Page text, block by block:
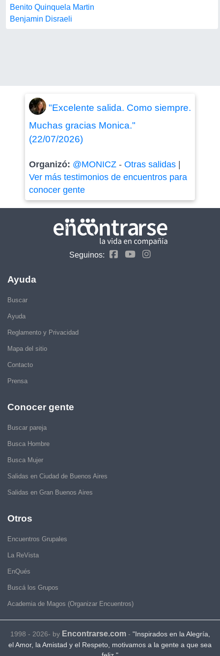
Benito Quinquela Martin
Benjamin Disraeli
"Excelente salida. Como siempre.
Muchas gracias Monica."
(22/07/2026)
Organizó: @MONICZ- Otras salidas|
Ver más testimonios de encuentros para
conocer gente
Seguinos:
Ayuda
Buscar
Ayuda
Reglamento y Privacidad
Mapa del sitio
Contacto
Prensa
Conocer gente
Buscar pareja
Busca Hombre
Busca Mujer
Salidas en Ciudad de Buenos Aires
Salidas en Gran Buenos Aires
Otros
Encuentros Grupales
La ReVista
EnQués
Buscá los Grupos
Academia de Magos (Organizar Encuentros)
1998 - 2026- by Encontrarse.com- "Inspirados en la Alegría,
el Amor, la Amistad y el Respeto, motivamos a la gente a que sea